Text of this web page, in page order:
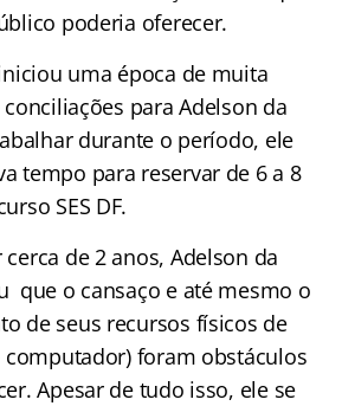
poderia oferecer.
uma época de muita
para Adelson da
durante o período, ele
tempo para reservar de 6 a 8
SES DF.
de 2 anos, Adelson da
que o cansaço e até mesmo o
de seus recursos físicos de
foram obstáculos
Apesar de tudo isso, ele se